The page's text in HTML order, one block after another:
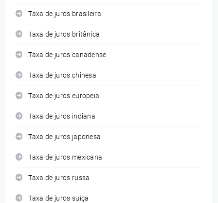
Taxa de juros brasileira
Taxa de juros britânica
Taxa de juros canadense
Taxa de juros chinesa
Taxa de juros europeia
Taxa de juros indiana
Taxa de juros japonesa
Taxa de juros mexicana
Taxa de juros russa
Taxa de juros suíça